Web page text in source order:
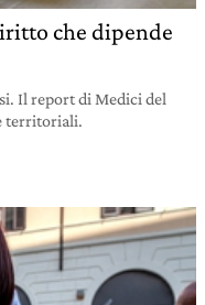
che dipende
Il report di Medici del
territoriali.